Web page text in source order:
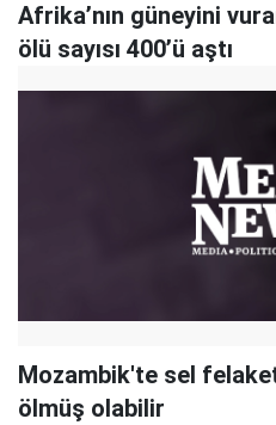
Afrika’nın güneyini
ölü sayısı 400’ü aştı
Mozambik'te sel
ölmüş olabilir